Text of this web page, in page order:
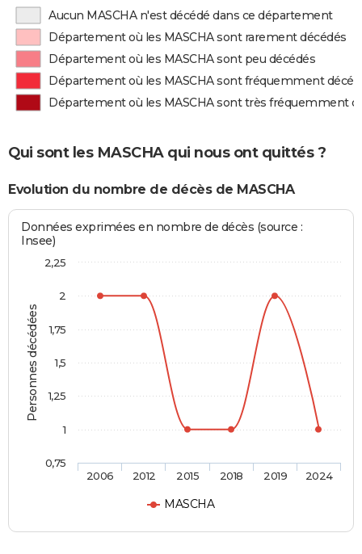
Aucun MASCHA n'est décédé dans ce département
Département où les MASCHA sont rarement décédés
Département où les MASCHA sont peu décédés
Département où les MASCHA sont fréquemment
Département où les MASCHA sont très fréquemment
Qui sont les MASCHA qui nous ont quittés ?
Evolution du nombre de décès de MASCHA
Personnes décédées
Données exprimées en nombre de décès (source :
Insee)
MASCHA
2006 2012 2015 2018 2019 2024
0,75
1
1,25
1,5
1,75
2
2,25